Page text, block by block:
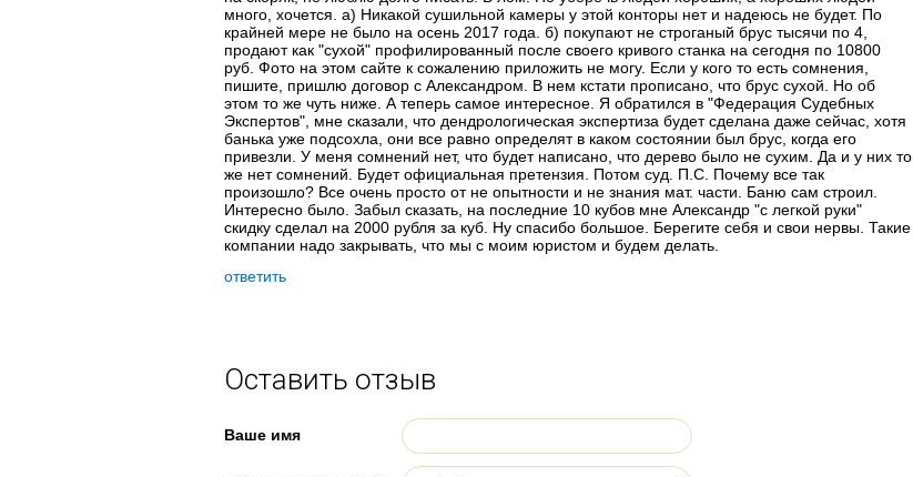
много, хочется. а) Никакой сушильной камеры у этой конторы нет и надеюсь не будет. По
крайней мере не было на осень 2017 года. б) покупают не строганый брус тысячи по 4,
продают как "сухой" профилированный после своего кривого станка на сегодня по 10800
руб. Фото на этом сайте к сожалению приложить не могу. Если у кого то есть сомнения,
пишите, пришлю договор с Александром. В нем кстати прописано, что брус сухой. Но об
этом то же чуть ниже. А теперь самое интересное. Я обратился в "Федерация Судебных
Экспертов", мне сказали, что дендрологическая экспертиза будет сделана даже сейчас, хотя
банька уже подсохла, они все равно определят в каком состоянии был брус, когда его
привезли. У меня сомнений нет, что будет написано, что дерево было не сухим. Да и у них то
же нет сомнений. Будет официальная претензия. Потом суд. П.С. Почему все так
произошло? Все очень просто от не опытности и не знания мат. части. Баню сам строил.
Интересно было. Забыл сказать, на последние 10 кубов мне Александр "с легкой руки"
скидку сделал на 2000 рубля за куб. Ну спасибо большое. Берегите себя и свои нервы. Такие
компании надо закрывать, что мы с моим юристом и будем делать.
ответить
Оставить отзыв
Ваше имя